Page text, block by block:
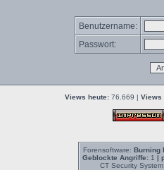
Benutzername:
Passwort:
Views heute: 76.669 | Views
Forensoftware: Burning
Geblockte Angriffe:1 |
CT Security